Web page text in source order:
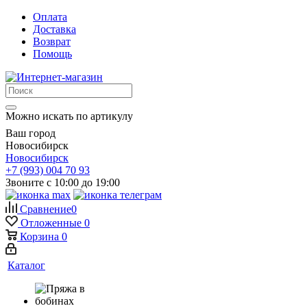
Оплата
Доставка
Возврат
Помощь
Можно искать по артикулу
Ваш город
Новосибирск
Новосибирск
+7 (993) 004 70 93
Звоните с 10:00 до 19:00
Сравнение0
Отложенные 0
Корзина 0
Каталог